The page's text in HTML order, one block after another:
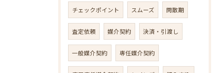
チェックポイント スムーズ 閑散期
査定依頼 媒介契約 決済・引渡し
一般媒介契約 専任媒介契約